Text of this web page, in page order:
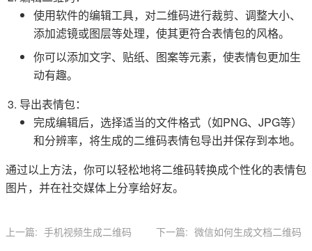
使用软件的编辑工具，对二维码进行裁剪、调整大小、
添加滤镜或图层等处理，使其更符合表情包的风格。
你可以添加文字、贴纸、图案等元素，使表情包更加生
动有趣。
导出表情包：
完成编辑后，选择适当的文件格式（如PNG、JPG等）
和分辨率，将生成的二维码表情包导出并保存到本地。
通过以上方法，你可以轻松地将二维码转换成个性化的表情包
图片，并在社交媒体上分享给好友。
上一篇: 手机视频生成二维码 下一篇: 微信如何生成文档二维码